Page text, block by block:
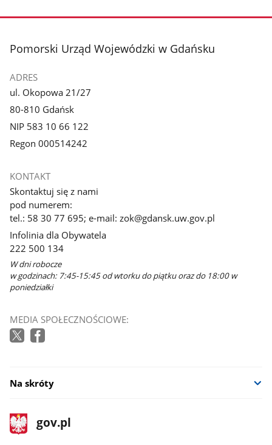
stopka
Pomorski Urząd Wojewódzki w Gdańsku
ADRES
ul. Okopowa 21/27
80-810 Gdańsk
NIP 583 10 66 122
Regon 000514242
KONTAKT
Skontaktuj się z nami
pod numerem:
tel.: 58 30 77 695; e-mail: zok@gdansk.uw.gov.pl
Infolinia dla Obywatela
222 500 134
W dni robocze
w godzinach: 7:45-15:45 od wtorku do piątku oraz do 18:00 w
poniedziałki
MEDIA SPOŁECZNOŚCIOWE:
Na skróty
stopka
gov.pl
Strona
gov.pl